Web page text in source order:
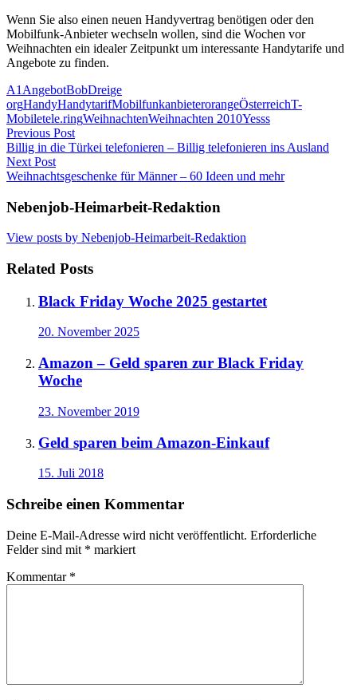
Wenn Sie also einen neuen Handyvertrag benötigen oder den
Mobilfunk-Anbieter wechseln wollen, sind die Wochen vor
Weihnachten ein idealer Zeitpunkt um interessante Handytarife und
Angebote zu finden.
A1 AngebotBobDreige
orgHandyHandytarifMobilfunkanbieterorangeÖsterreichT-
Mobiletele.ringWeihnachtenWeihnachten 2010Yesss
Post
navigation
Previous Post
Billig in die Türkei telefonieren – Billig telefonieren ins Ausland
Next Post
Weihnachtsgeschenke für Männer – 60 Ideen und mehr
Nebenjob-Heimarbeit-Redaktion
View posts by Nebenjob-Heimarbeit-Redaktion
Related Posts
Black Friday Woche 2025 gestartet
20. November 2025
Amazon – Geld sparen zur Black Friday
Woche
23. November 2019
Geld sparen beim Amazon-Einkauf
15. Juli 2018
Schreibe einen Kommentar
Deine E-Mail-Adresse wird nicht veröffentlicht. Erforderliche
Felder sind mit * markiert
Kommentar *